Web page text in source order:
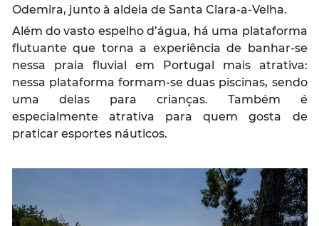
Odemira, junto à aldeia de Santa Clara-a-Velha.
Além do vasto espelho d’água, há uma plataforma
flutuante que torna a experiência de banhar-se
nessa praia fluvial em Portugal mais atrativa:
nessa plataforma formam-se duas piscinas, sendo
uma delas para crianças. Também é
especialmente atrativa para quem gosta de
praticar esportes náuticos.